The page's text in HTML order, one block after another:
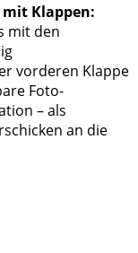
Klappen:
mit den
vorderen Klappe
Foto-
– als
an die